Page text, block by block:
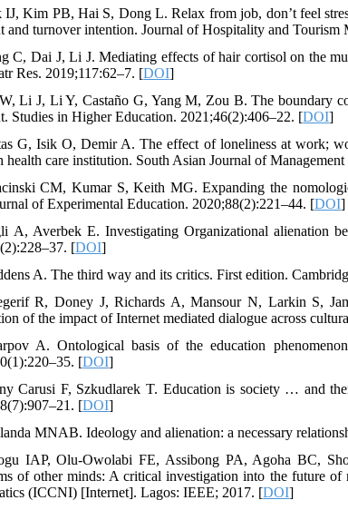
IJ, Kim PB, Hai S, Dong L. Relax from job, don’t feel
and turnover intention. Journal of Hospitality and Tourism
C, Dai J, Li J. Mediating effects of hair cortisol on the
Res. 2019;117:62–7. [DOI]
Li J, Li Y, Castaño G, Yang M, Zou B. The boundary
Studies in Higher Education. 2021;46(2):406–22. [DOI]
G, Isik O, Demir A. The effect of loneliness at work;
health care institution. South Asian Journal of
CM, Kumar S, Keith MG. Expanding the
of Experimental Education. 2020;88(2):221–44. [DOI]
A, Averbek E. Investigating Organizational alienation
[DOI]
A. The third way and its critics. First edition.
R, Doney J, Richards A, Mansour N, Larkin S,
of the impact of Internet mediated dialogue across
A. Ontological basis of the education
[DOI]
Carusi F, Szkudlarek T. Education is society … and
[DOI]
MNAB. Ideology and alienation: a necessary
IAP, Olu-Owolabi FE, Assibong PA, Agoha BC,
of other minds: A critical investigation into the future
(ICCNI) [Internet]. Lagos: IEEE; 2017. [DOI]